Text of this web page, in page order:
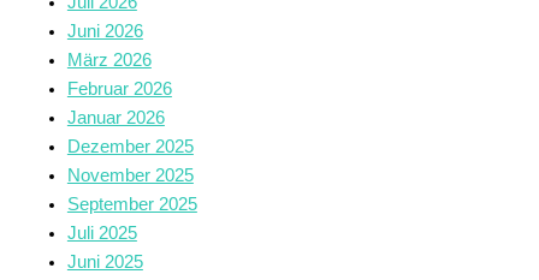
Juni 2026
März 2026
Februar 2026
Januar 2026
Dezember 2025
November 2025
September 2025
Juli 2025
Juni 2025